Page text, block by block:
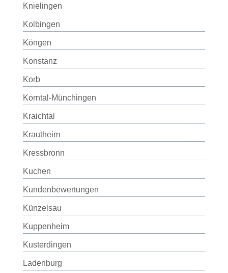
Knielingen
Kolbingen
Köngen
Konstanz
Korb
Korntal-Münchingen
Kraichtal
Krautheim
Kressbronn
Kuchen
Kundenbewertungen
Künzelsau
Kuppenheim
Kusterdingen
Ladenburg